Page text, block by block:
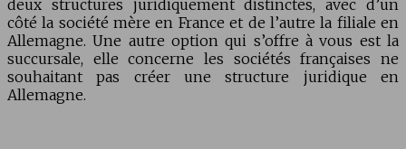
deux structures juridiquement distinctes, avec d’un
côté la société mère en France et de l’autre la filiale en
Allemagne. Une autre option qui s’offre à vous est la
succursale, elle concerne les sociétés françaises ne
souhaitant pas créer une structure juridique en
Allemagne.